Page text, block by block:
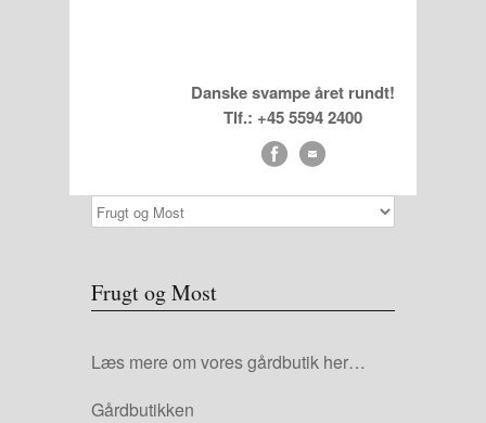
Danske svampe året rundt!
Tlf.: +45 5594 2400
Frugt og Most
Læs mere om vores gårdbutik her…
Gårdbutikken